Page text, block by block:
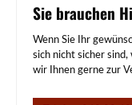
Sie brauchen
Wenn Sie Ihr
sich nicht sicher
wir Ihnen gerne zur